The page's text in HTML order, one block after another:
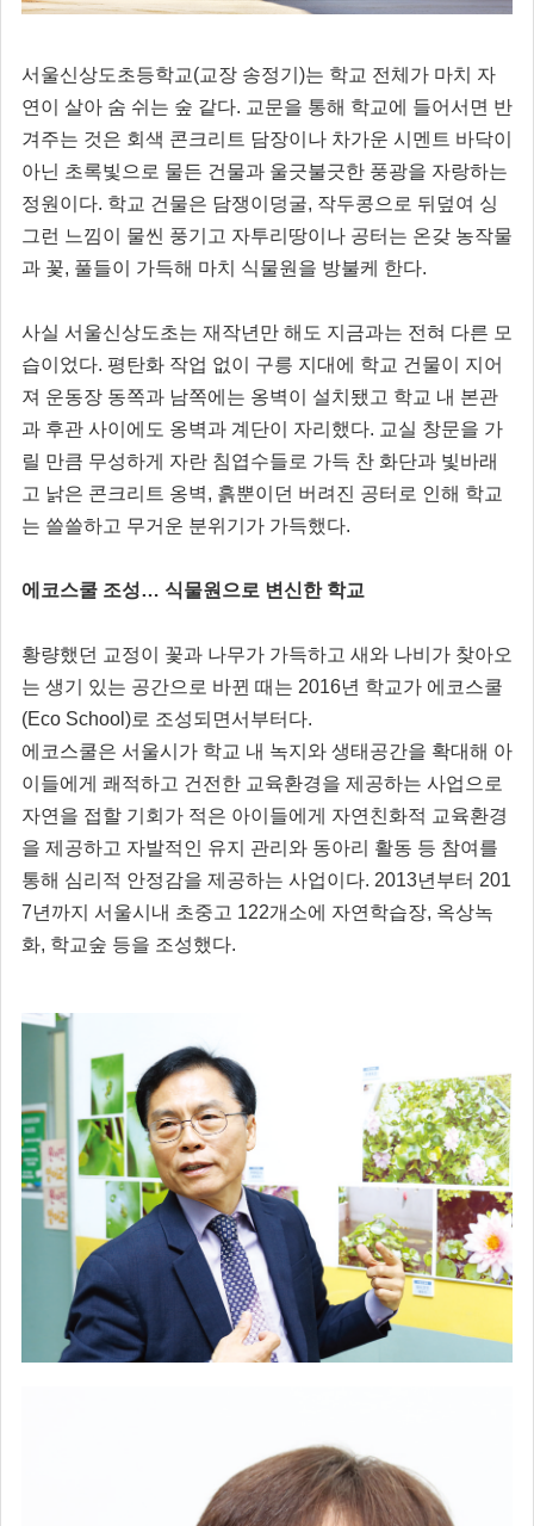
서울신상도초등학교(교장 송정기)는 학교 전체가 마치 자
연이 살아 숨 쉬는 숲 같다. 교문을 통해 학교에 들어서면 반
겨주는 것은 회색 콘크리트 담장이나 차가운 시멘트 바닥이
아닌 초록빛으로 물든 건물과 울긋불긋한 풍광을 자랑하는
정원이다. 학교 건물은 담쟁이덩굴, 작두콩으로 뒤덮여 싱
그런 느낌이 물씬 풍기고 자투리땅이나 공터는 온갖 농작물
과 꽃, 풀들이 가득해 마치 식물원을 방불케 한다.
사실 서울신상도초는 재작년만 해도 지금과는 전혀 다른 모
습이었다. 평탄화 작업 없이 구릉 지대에 학교 건물이 지어
져 운동장 동쪽과 남쪽에는 옹벽이 설치됐고 학교 내 본관
과 후관 사이에도 옹벽과 계단이 자리했다. 교실 창문을 가
릴 만큼 무성하게 자란 침엽수들로 가득 찬 화단과 빛바래
고 낡은 콘크리트 옹벽, 흙뿐이던 버려진 공터로 인해 학교
는 쓸쓸하고 무거운 분위기가 가득했다.
에코스쿨 조성… 식물원으로 변신한 학교
황량했던 교정이 꽃과 나무가 가득하고 새와 나비가 찾아오
는 생기 있는 공간으로 바뀐 때는 2016년 학교가 에코스쿨
(Eco School)로 조성되면서부터다.
에코스쿨은 서울시가 학교 내 녹지와 생태공간을 확대해 아
이들에게 쾌적하고 건전한 교육환경을 제공하는 사업으로
자연을 접할 기회가 적은 아이들에게 자연친화적 교육환경
을 제공하고 자발적인 유지 관리와 동아리 활동 등 참여를
통해 심리적 안정감을 제공하는 사업이다. 2013년부터 201
7년까지 서울시내 초중고 122개소에 자연학습장, 옥상녹
화, 학교숲 등을 조성했다.